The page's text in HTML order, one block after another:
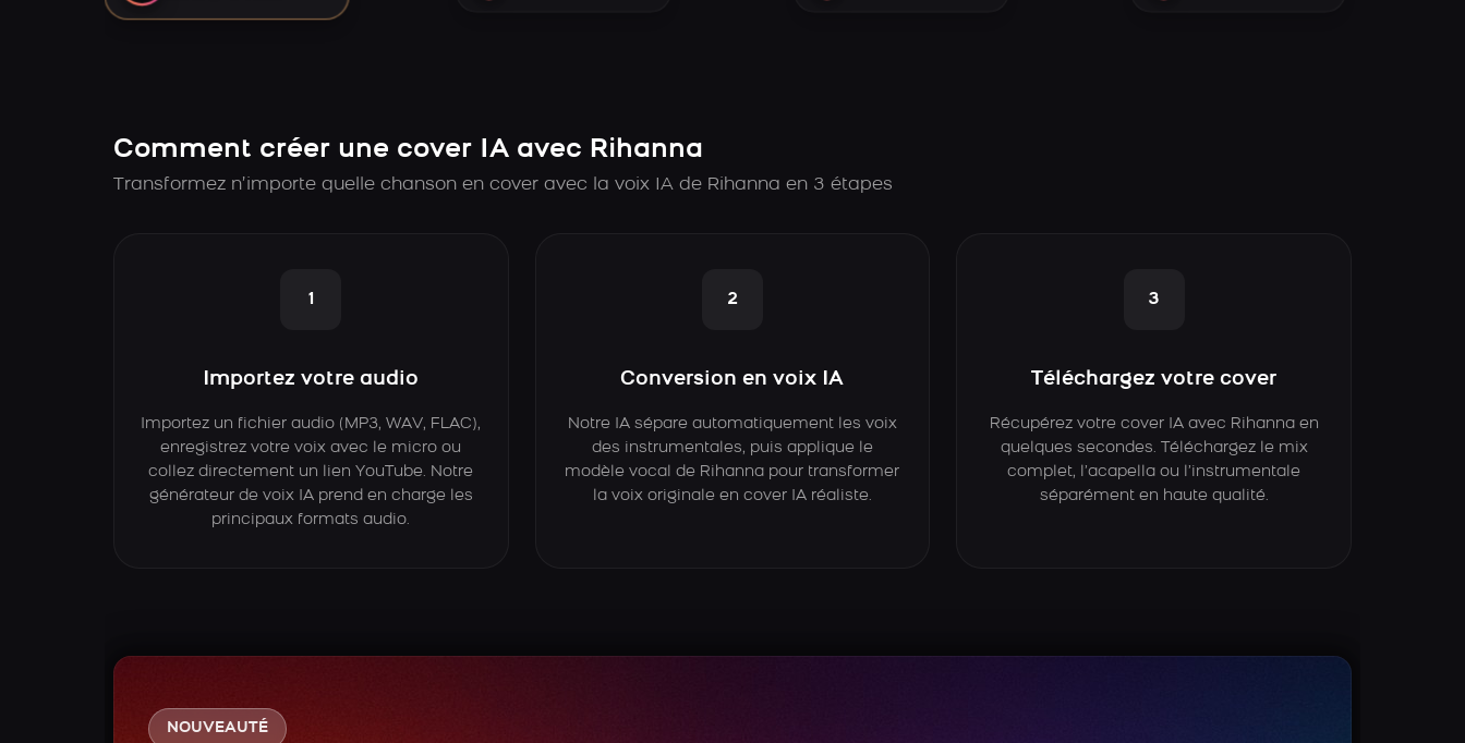
Comment créer une cover IA avec Rihanna
Transformez n’importe quelle chanson en cover avec la voix IA de Rihanna en 3 étapes
1
Importez votre audio
Importez un fichier audio (MP3, WAV, FLAC),
enregistrez votre voix avec le micro ou
collez directement un lien YouTube. Notre
générateur de voix IA prend en charge les
principaux formats audio.
2
Conversion en voix IA
Notre IA sépare automatiquement les voix
des instrumentales, puis applique le
modèle vocal de Rihanna pour transformer
la voix originale en cover IA réaliste.
3
Téléchargez votre cover
Récupérez votre cover IA avec Rihanna en
quelques secondes. Téléchargez le mix
complet, l’acapella ou l’instrumentale
séparément en haute qualité.
NOUVEAUTÉ